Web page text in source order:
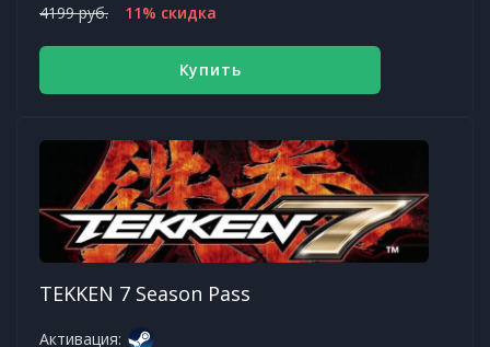
4199 руб. 11% скидка
Купить
TEKKEN 7 Season Pass
Активация: